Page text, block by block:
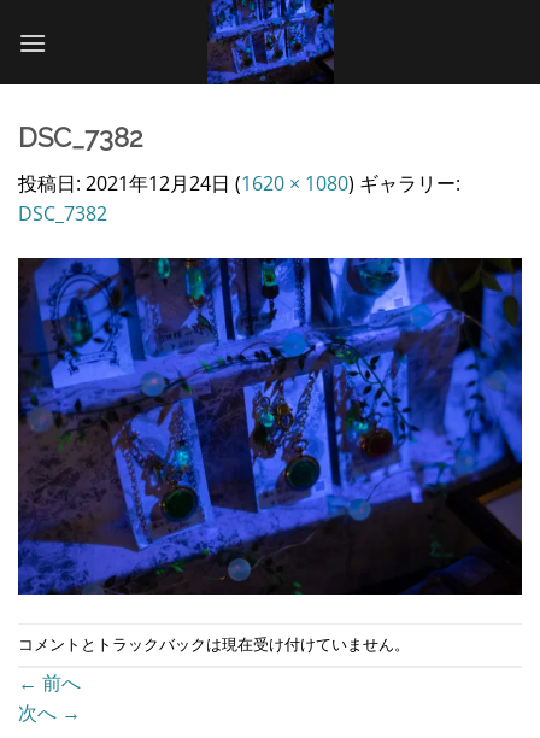
DSC_7382
投稿日: 2021年12月24日 (1620 × 1080) ギャラリー:
DSC_7382
コメントとトラックバックは現在受け付けていません。
← 前へ
次へ →